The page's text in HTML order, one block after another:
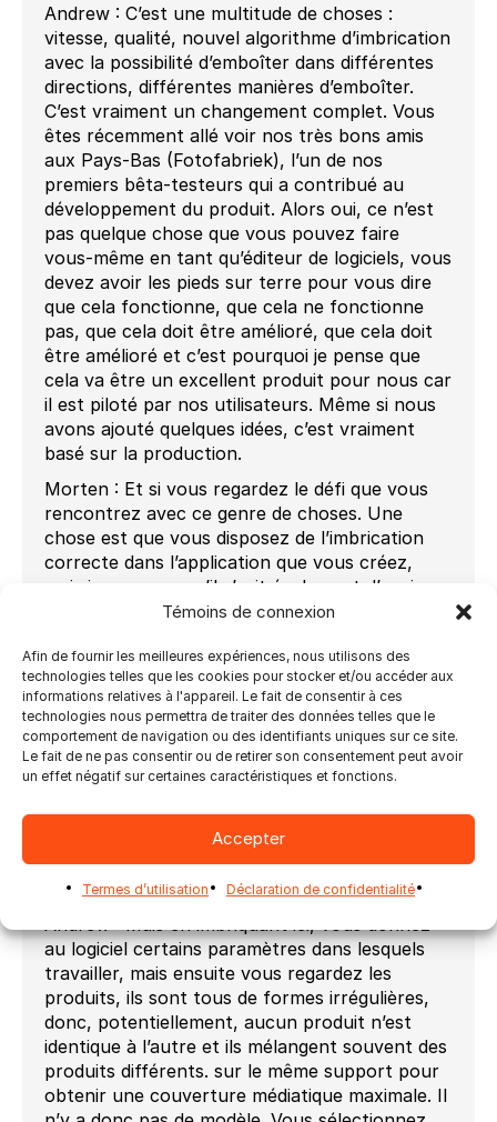
Témoins de connexion
Afin de fournir les meilleures expériences, nous utilisons des
technologies telles que les cookies pour stocker et/ou accéder aux
informations relatives à l'appareil. Le fait de consentir à ces
technologies nous permettra de traiter des données telles que le
comportement de navigation ou des identifiants uniques sur ce site.
Le fait de ne pas consentir ou de retirer son consentement peut avoir
un effet négatif sur certaines caractéristiques et fonctions.
Accepter
Termes d’utilisation Déclaration de confidentialité
Andrew : C’est une multitude de choses :
vitesse, qualité, nouvel algorithme d’imbrication
avec la possibilité d’emboîter dans différentes
directions, différentes manières d’emboîter.
C’est vraiment un changement complet. Vous
êtes récemment allé voir nos très bons amis
aux Pays-Bas (Fotofabriek), l’un de nos
premiers bêta-testeurs qui a contribué au
développement du produit. Alors oui, ce n’est
pas quelque chose que vous pouvez faire
vous-même en tant qu’éditeur de logiciels, vous
devez avoir les pieds sur terre pour vous dire
que cela fonctionne, que cela ne fonctionne
pas, que cela doit être amélioré, que cela doit
être amélioré et c’est pourquoi je pense que
cela va être un excellent produit pour nous car
il est piloté par nos utilisateurs. Même si nous
avons ajouté quelques idées, c’est vraiment
basé sur la production.
Morten : Et si vous regardez le défi que vous
rencontrez avec ce genre de choses. Une
chose est que vous disposez de l’imbrication
correcte dans l’application que vous créez,
mais je suppose qu’il s’agit également d’avoir
Lorsque vous disposez d’une suite logicielle
dans laquelle vous aimez l’imbrication, et
maintenant je me souviens de ce que je voulais
vous demander. Avez-vous besoin de créer des
modèles pour savoir comment faire les
choses… comment fait-il ?
Morten : Faites confiance au logiciel, hein ?
Parce qu’autrefois, il fallait créer des modèles,
n’est-ce pas ?
au logiciel certains paramètres dans lesquels
travailler, mais ensuite vous regardez les
produits, ils sont tous de formes irrégulières,
donc, potentiellement, aucun produit n’est
identique à l’autre et ils mélangent souvent des
produits différents. sur le même support pour
obtenir une couverture médiatique maximale. Il